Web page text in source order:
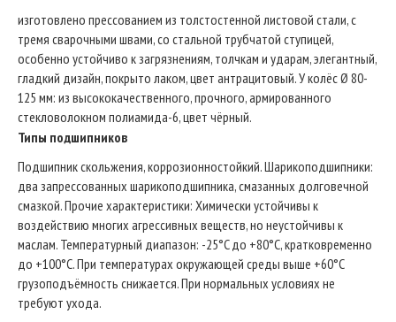
изготовлено прессованием из толстостенной листовой стали, с
тремя сварочными швами, со стальной трубчатой ступицей,
особенно устойчиво к загрязнениям, толчкам и ударам, элегантный,
гладкий дизайн, покрыто лаком, цвет антрацитовый. У колёс Ø 80-
125 мм: из высококачественного, прочного, армированного
стекловолокном полиамида-6, цвет чёрный.
Типы подшипников
Подшипник скольжения, коррозионностойкий. Шарикоподшипники:
два запрессованных шарикоподшипника, смазанных долговечной
смазкой. Прочие характеристики: Химически устойчивы к
воздействию многих агрессивных веществ, но неустойчивы к
маслам. Температурный диапазон: -25°C до +80°C, кратковременно
до +100°C. При температурах окружающей среды выше +60°C
грузоподъёмность снижается. При нормальных условиях не
требуют ухода.